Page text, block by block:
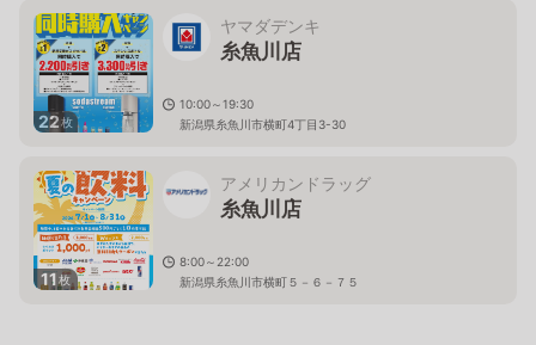
22枚
ヤマダデンキ
糸魚川店
10:00～19:30
新潟県糸魚川市横町4丁目3-30
11枚
アメリカンドラッグ
糸魚川店
8:00～22:00
新潟県糸魚川市横町５－６－７５